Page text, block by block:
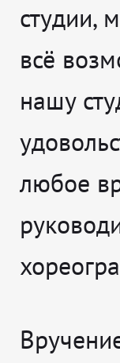
студии,
всё
нашу
любое